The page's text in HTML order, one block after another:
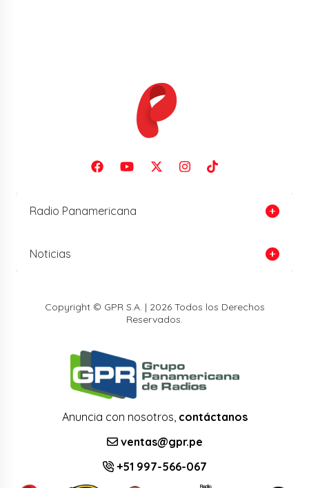
Radio Panamericana
Noticias
Copyright © GPR S.A. | 2026 Todos los Derechos
Reservados.
Anuncia con nosotros, contáctanos
ventas@gpr.pe
+51 997-566-067